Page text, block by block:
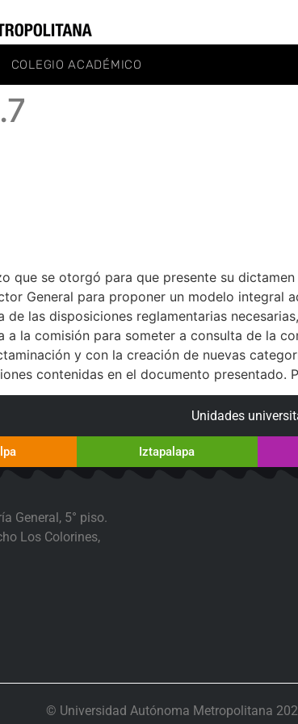
COLEGIO ACADÉMICO
que se otorgó para que presente su
General para proponer un modelo integral
las disposiciones reglamentarias
a la comisión para someter a consulta de la
y con la creación de nuevas
contenidas en el documento presentado.
Unidades
Iztapalapa
General, 5° piso.
Los Colorines,
© Universidad Autónoma Metropolitana